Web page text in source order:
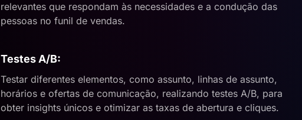
relevantes que respondam às necessidades e a condução das
pessoas no funil de vendas.
Testes A/B:
Testar diferentes elementos, como assunto, linhas de assunto,
horários e ofertas de comunicação, realizando testes A/B, para
obter insights únicos e otimizar as taxas de abertura e cliques.